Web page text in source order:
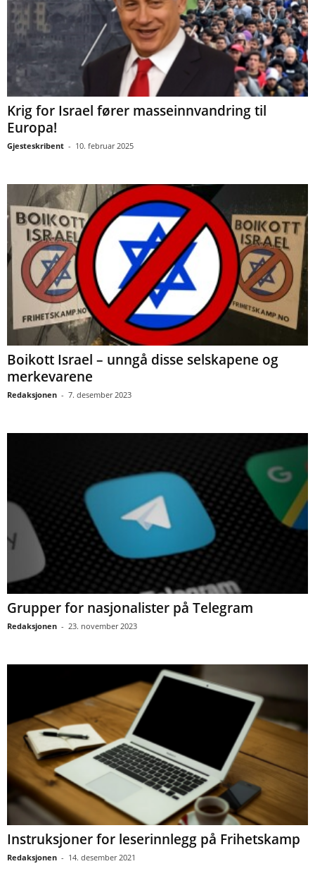
Krig for Israel fører masseinnvandring til
Europa!
Gjesteskribent - 10. februar 2025
Boikott Israel – unngå disse selskapene og
merkevarene
Redaksjonen - 7. desember 2023
Grupper for nasjonalister på Telegram
Redaksjonen - 23. november 2023
Instruksjoner for leserinnlegg på Frihetskamp
Redaksjonen - 14. desember 2021